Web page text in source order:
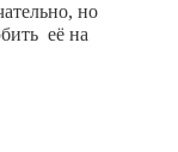
но
её на